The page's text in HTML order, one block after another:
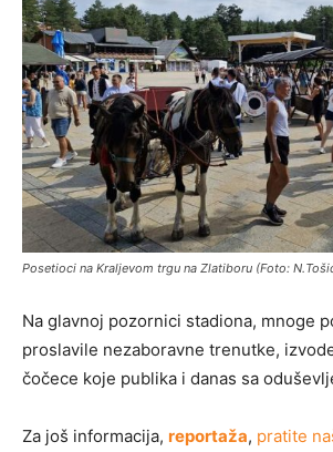
Posetioci na Kraljevom trgu na Zlatiboru (Foto:
Na glavnoj pozornici stadiona, mnoge
proslavile nezaboravne trenutke,
čočece koje publika i danas sa
Za još informacija, reportaža, pratite